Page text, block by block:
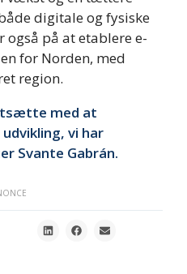
digitale og fysiske
også på at etablere e-
for Norden, med
region.
med at
vi har
Svante Gabrán.